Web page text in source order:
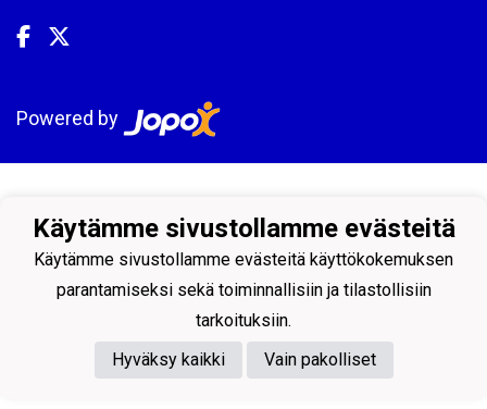
Powered by
Käytämme sivustollamme evästeitä
Käytämme sivustollamme evästeitä käyttökokemuksen
parantamiseksi sekä toiminnallisiin ja tilastollisiin
tarkoituksiin.
Hyväksy kaikki
Vain pakolliset